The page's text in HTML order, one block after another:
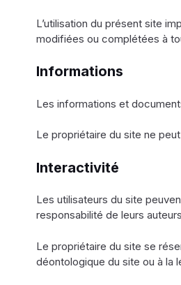
L’utilisation du présent site
modifiées ou complétées à
Informations
Les informations et
Le propriétaire du site ne
Interactivité
Les utilisateurs du site
responsabilité de leurs
Le propriétaire du site se
déontologique du site ou à la